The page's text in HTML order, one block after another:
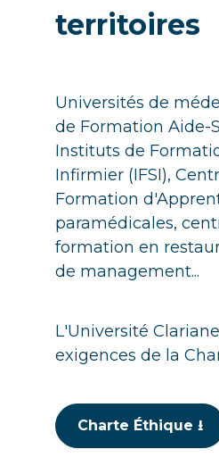
territoires
Universités de
de Formation Aide-
Instituts de
Infirmier (IFSI),
Formation
paramédicales,
formation en
de management...
L'Université
exigences de la
Charte Éthique ⭳